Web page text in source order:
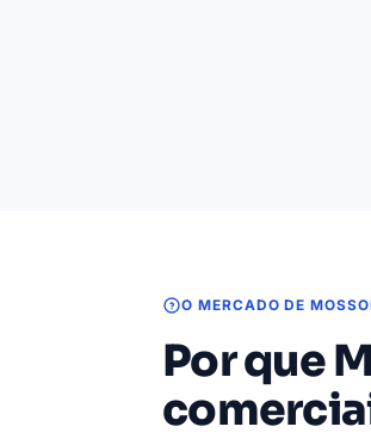
O MERCADO DE
Por que